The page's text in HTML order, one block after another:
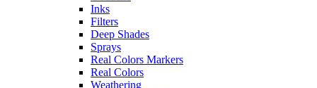
Inks
Filters
Deep Shades
Sprays
Real Colors Markers
Real Colors
Weathering